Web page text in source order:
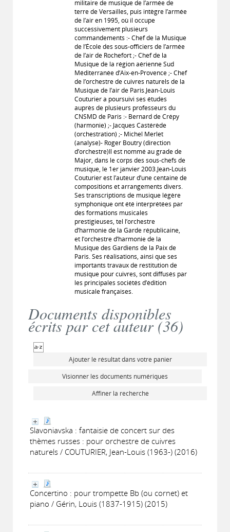
militaire de musique de l’armée de
terre de Versailles, puis intègre l’armée
de l’air en 1995, où il occupe
successivement plusieurs
commandements :- Chef de la Musique
de l’École des sous-officiers de l’armée
de l’air de Rochefort ;- Chef de la
Musique de la région aérienne Sud
Méditerranée d’Aix-en-Provence ;- Chef
de l’orchestre de cuivres naturels de la
Musique de l’air de Paris.Jean-Louis
Couturier a poursuivi ses études
auprès de plusieurs professeurs du
CNSMD de Paris :- Bernard de Crépy
(harmonie) ;- Jacques Castérède
(orchestration) ;- Michel Merlet
(analyse)- Roger Boutry (direction
d’orchestre)Il est nommé au grade de
Major, dans le corps des sous-chefs de
musique, le 1er janvier 2003.Jean-Louis
Couturier est l’auteur d’une centaine de
compositions et arrangements divers.
Ses transcriptions de musique légère
symphonique ont été interprétées par
des formations musicales
prestigieuses, tel l’orchestre
d’harmonie de la Garde républicaine,
et l’orchestre d’harmonie de la
Musique des Gardiens de la Paix de
Paris. Ses réalisations, ainsi que ses
importants travaux de restitution de
musique pour cuivres, sont diffusés par
les principales sociétés d’édition
musicale françaises.
Documents disponibles
écrits par cet auteur (36)
Ajouter le résultat dans votre panier
Visionner les documents numériques
Affiner la recherche
Slavoniavska : fantaisie de concert sur des
thèmes russes : pour orchestre de cuivres
naturels / COUTURIER, Jean-Louis (1963-) (2016)
Concertino : pour trompette Bb (ou cornet) et
piano / Gérin, Louis (1837-1915) (2015)